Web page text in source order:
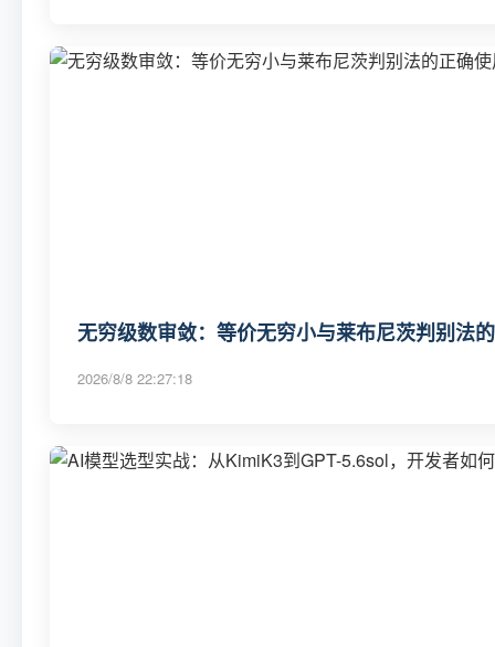
无穷级数审敛：等价无穷小与莱布尼茨判别法
2026/8/8 22:27:18